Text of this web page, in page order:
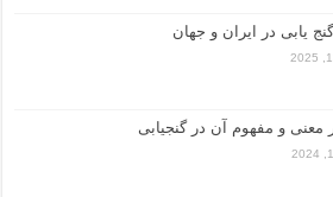
یابی در ایران و جهان
معنی و مفهوم آن در گنجیابی